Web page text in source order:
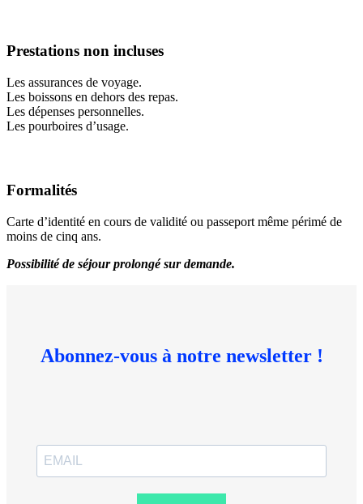
Prestations non incluses
Les assurances de voyage.
Les boissons en dehors des repas.
Les dépenses personnelles.
Les pourboires d’usage.
Formalités
Carte d’identité en cours de validité ou passeport même périmé de
moins de cinq ans.
Possibilité de séjour prolongé sur demande.
Abonnez-vous à notre newsletter !